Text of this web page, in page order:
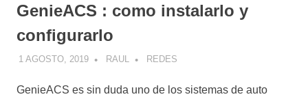
GenieACS : como instalarlo y
configurarlo
1 AGOSTO, 2019 RAUL REDES
GenieACS es sin duda uno de los sistemas de auto